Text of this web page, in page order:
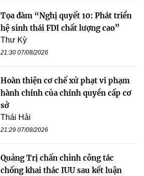
Tọa đàm “Nghị quyết 10: Phát triển
hệ sinh thái FDI chất lượng cao”
Thư Kỳ
21:30 07/08/2026
Hoàn thiện cơ chế xử phạt vi phạm
hành chính của chính quyền cấp cơ
sở
Thái Hải
21:29 07/08/2026
Quảng Trị chấn chỉnh công tác
chống khai thác IUU sau kết luận